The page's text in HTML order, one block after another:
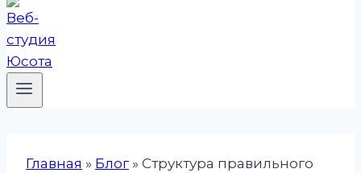
Главная » Блог» Структура правильного